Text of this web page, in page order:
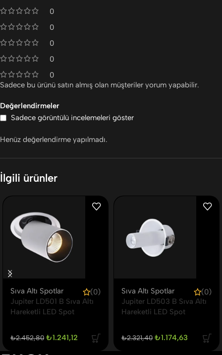
0
0
0
0
0
Değerlendirmeler
Sadece görüntülü incelemeleri göster
Henüz değerlendirme yapılmadı.
Sadece bu ürünü satın almış olan müşteriler yorum yapabilir.
İlgili ürünler
Sıva Altı Spotlar
(0)
Jupiter LD501 B Sıva Altı
Hareketli LED Spot
₺2.452,80 ₺1.241,12
Sıva Altı Spotlar
(0)
Jupiter LD503 B Sıva Altı
Hareketli LED Spot
₺2.321,40 ₺1.174,63